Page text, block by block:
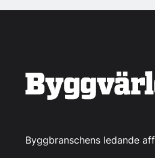
Byggbranschens ledande